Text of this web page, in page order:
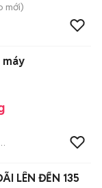
mới)
máy
LÊN ĐẾN 135